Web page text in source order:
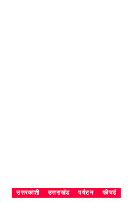
उत्तरकाशी उत्तराखंड पर्यटन फीचर्ड